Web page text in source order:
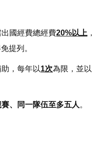
國經費總經費20%以上 ，
提列。
，每年以1次為限，並以
賽、同一隊伍至多五人 。